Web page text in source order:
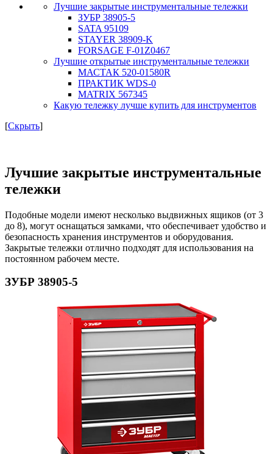
Лучшие закрытые инструментальные тележки
ЗУБР 38905-5
SATA 95109
STAYER 38909-K
FORSAGE F-01Z0467
Лучшие открытые инструментальные тележки
МАСТАК 520-01580R
ПРАКТИК WDS-0
MATRIX 567345
Какую тележку лучше купить для инструментов
[Скрыть]
Лучшие закрытые инструментальные
тележки
Подобные модели имеют несколько выдвижных ящиков (от 3
до 8), могут оснащаться замками, что обеспечивает удобство и
безопасность хранения инструментов и оборудования.
Закрытые тележки отлично подходят для использования на
постоянном рабочем месте.
ЗУБР 38905-5